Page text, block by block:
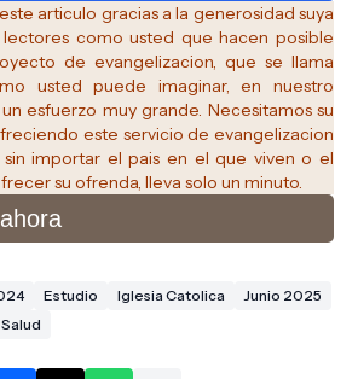
articulo gracias a la generosidad suya
como usted que hacen posible
de evangelizacion, que se llama
usted puede imaginar, en nuestro
esfuerzo muy grande. Necesitamos su
este servicio de evangelizacion
sin importar el pais en el que viven o el
su ofrenda, lleva solo un minuto.
Estudio Iglesia Catolica
Junio 2025
Salud